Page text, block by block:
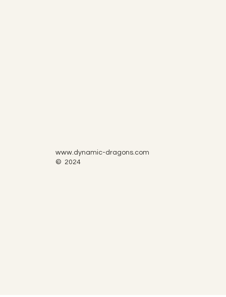
www.dynamic-dragons.com
© 2024